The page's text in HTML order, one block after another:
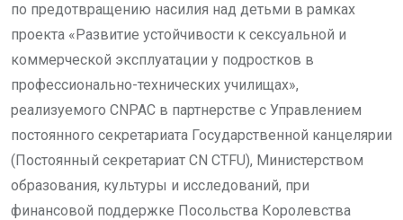
по предотвращению насилия над детьми в рамках
проекта «Развитие устойчивости к сексуальной и
коммерческой эксплуатации у подростков в
профессионально-технических училищах»,
реализуемого CNPAC в партнерстве с Управлением
постоянного секретариата Государственной канцелярии
(Постоянный секретариат СN CTFU), Министерством
образования, культуры и исследований, при
финансовой поддержке Посольства Королевства